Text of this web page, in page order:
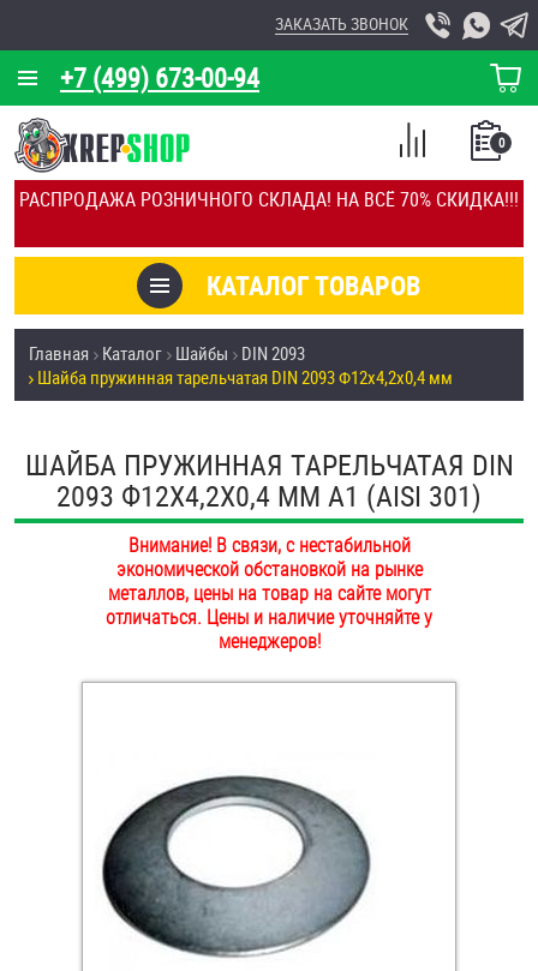
РАСПРОДАЖА РОЗНИЧНОГО СКЛАДА! НА ВСЁ 70% СКИДКА!!!
+7 (499) 673-00-94
ЗАКАЗАТЬ ЗВОНОК
КОРЗИНА
О КОМПАНИИ
КАЛЬКУЛЯТОР
ОТЗЫВЫ
УСЛУГИ
СКИДКИ
ОПТ
ПОКУПАТЕЛЯМ
ОПЛАТА И ДОСТАВКА
НАШИ МАГАЗИНЫ
КАТАЛОГ ТОВАРОВ
0
СПИСОК
СРАВНЕНИЕ
Товары со скидкой
Анкеры
Антивандальный крепёж, инструмент
Болты и винты
Втулки
Заклепки (Гайки-Заклепки)
Инструмент
Главная Каталог Шайбы
DIN 2093
Шайба пружинная тарельчатая DIN 2093 Ф12х4,2х0,4 мм
ШАЙБА ПРУЖИННАЯ ТАРЕЛЬЧАТАЯ DIN
2093 Ф12Х4,2Х0,4 ММ А1 (AISI 301)
Внимание! В связи, с нестабильной
экономической обстановкой на рынке
металлов, цены на товар на сайте могут
отличаться. Цены и наличие уточняйте у
менеджеров!